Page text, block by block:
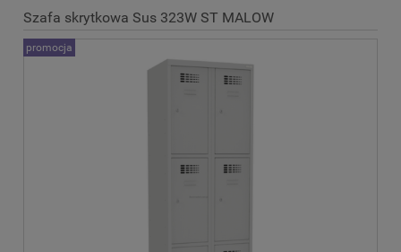
Szafa skrytkowa Sus 323W ST MALOW
promocja